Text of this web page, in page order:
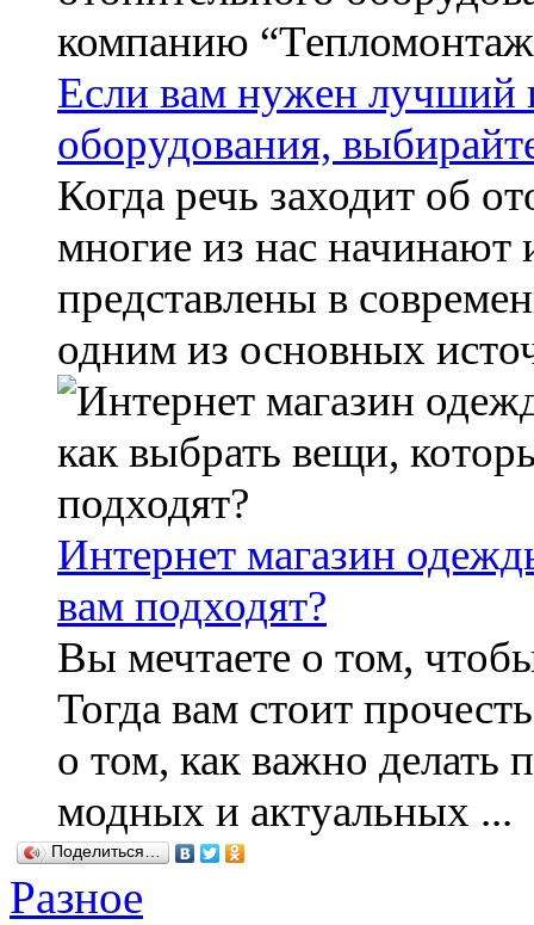
Если вам нужен лучший
оборудования,
Когда речь заходит об
многие из нас начинают
представлены в
одним из основных
Интернет магазин
вам подходят?
Вы мечтаете о том,
Тогда вам стоит
о том, как важно делать
модных и актуальных ...
Поделиться…
Разное